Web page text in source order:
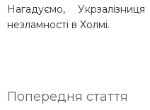
Нагадуємо,
незламності в Холмі.
Попередня стаття